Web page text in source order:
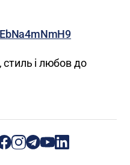
і любов до